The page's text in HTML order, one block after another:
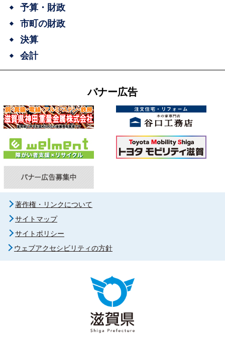
予算・財政
市町の財政
決算
会計
バナー広告
著作権・リンクについて
サイトマップ
サイトポリシー
ウェブアクセシビリティの方針